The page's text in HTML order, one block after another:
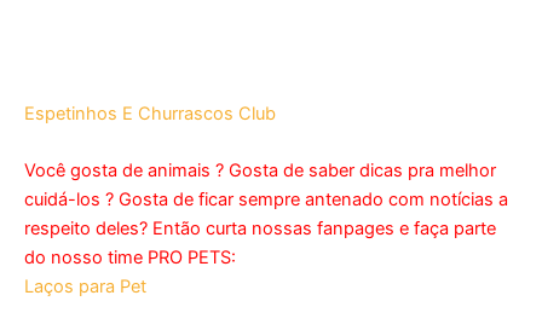
Espetinhos E Churrascos Club
Você gosta de animais ? Gosta de saber dicas pra melhor
cuidá-los ? Gosta de ficar sempre antenado com notícias a
respeito deles? Então curta nossas fanpages e faça parte
do nosso time PRO PETS:
Laços para Pet